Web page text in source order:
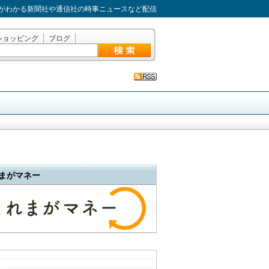
わかる新聞社や通信社の時事ニュースなど配信
ョッピング ブログ
がマネー